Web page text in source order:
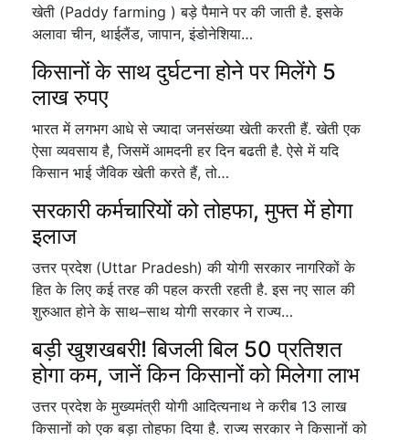
खेती (Paddy farming ) बड़े पैमाने पर की जाती है. इसके
अलावा चीन, थाईलैंड, जापान, इंडोनेशिया…
किसानों के साथ दुर्घटना होने पर मिलेंगे 5
लाख रुपए
भारत में लगभग आधे से ज्यादा जनसंख्या खेती करती हैं. खेती एक
ऐसा व्यवसाय है, जिसमें आमदनी हर दिन बढती है. ऐसे में यदि
किसान भाई जैविक खेती करते हैं, तो…
सरकारी कर्मचारियों को तोहफा, मुफ्त में होगा
इलाज
उत्तर प्रदेश (Uttar Pradesh) की योगी सरकार नागरिकों के
हित के लिए कई तरह की पहल करती रहती है. इस नए साल की
शुरुआत होने के साथ–साथ योगी सरकार ने राज्य…
बड़ी खुशखबरी! बिजली बिल 50 प्रतिशत
होगा कम, जानें किन किसानों को मिलेगा लाभ
उत्तर प्रदेश के मुख्यमंत्री योगी आदित्यनाथ ने करीब 13 लाख
किसानों को एक बड़ा तोहफा दिया है. राज्य सरकार ने किसानों को